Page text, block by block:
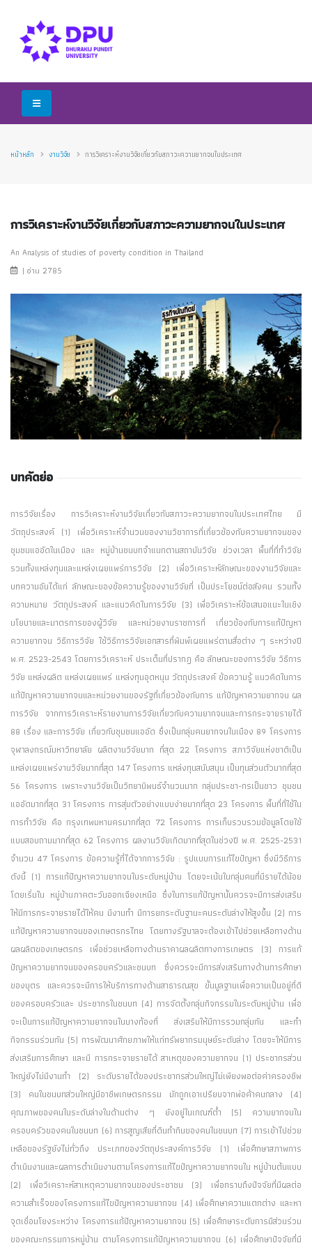
หน้าหลัก งานวิจัย การวิเคราะห์งานวิจัยเกี่ยวกับสภาวะความยากจนในประเทศ
การวิเคราะห์งานวิจัยเกี่ยวกับสภาวะความยากจนในประเทศ
An Analysis of studies of poverty condition in Thailand
| อ่าน 2785
บทคัดย่อ
การวิจัยเรื่อง การวิเคราะห์งานวิจัยเกี่ยวกับสภาวะความยากจนในประเทศไทย มี
วัตถุประสงค์ (1) เพื่อวิเคราะห์จำนวนของงานวิชาการที่เกี่ยวข้องกับความยากจนของ
ชุมชนแออัดในเมือง และ หมู่บ้านชนบทจำแนกตามสถาบันวิจัย ช่วงเวลา พื้นที่ที่ทำวิจัย
รวมทั้งแหล่งทุนและแหล่งเผยแพร่การวิจัย (2) เพื่อวิเคราะห์ลักษณะของงานวิจัยและ
บทความอันได้แก่ ลักษณะของข้อความรู้ของงานวิจัยที่ เป็นประโยชน์ต่อสังคม รวมทั้ง
ความหมาย วัตถุประสงค์ และแนวคิดในการวิจัย (3) เพื่อวิเคราะห์ข้อเสนอแนะในเชิง
นโยบายและมาตรการของผู้วิจัย และหน่วยงานราชการที่ เกี่ยวข้องกับการแก้ปัญหา
ความยากจน วิธีการวิจัย ใช้วิธีการวิจัยเอกสารที่พิมพ์เผยแพร่ตามสื่อต่าง ๆ ระหว่างปี
พ.ศ. 2523-2543 โดยการวิเคราะห์ ประเด็นที่ปรากฏ คือ ลักษณะของการวิจัย วิธีการ
วิจัย แหล่งผลิต แหล่งเผยแพร่ แหล่งทุนอุดหนุน วัตถุประสงค์ ข้อความรู้ แนวคิดในการ
แก้ปัญหาความยากจนและหน่วยงานของรัฐที่เกี่ยวข้องกับการ แก้ปัญหาความยากจน ผล
การวิจัย จากการวิเคราะห์รายงานการวิจัยเกี่ยวกับความยากจนและการกระจายรายได้
88 เรื่อง และการวิจัย เกี่ยวกับชุมชนแออัด ซึ่งเป็นกลุ่มคนยากจนในเมือง 89 โครงการ
จุฬาลงกรณ์มหาวิทยาลัย ผลิตงานวิจัยมาก ที่สุด 22 โครงการ สภาวิจัยแห่งชาติเป็น
แหล่งเผยแพร่งานวิจัยมากที่สุด 147 โครงการ แหล่งทุนสนับสนุน เป็นทุนส่วนตัวมากที่สุด
56 โครงการ เพราะงานวิจัยเป็นวิทยานิพนธ์จำนวนมาก กลุ่มประชา-กรเป็นชาว ชุมชน
แออัดมากที่สุด 31 โครงการ การสุ่มตัวอย่างแบบง่ายมากที่สุด 23 โครงการ พื้นที่ที่ใช้ใน
การทำวิจัย คือ กรุงเทพมหานครมากที่สุด 72 โครงการ การเก็บรวบรวมข้อมูลโดยใช้
แบบสอบถามมากที่สุด 62 โครงการ ผลงานวิจัยเกิดมากที่สุดในช่วงปี พ.ศ. 2525-2531
จำนวน 47 โครงการ ข้อความรู้ที่ได้จากการวิจัย : รูปแบบการแก้ไขปัญหา ซึ่งมีวิธีการ
ดังนี้ (1) การแก้ปัญหาความยากจนในระดับหมู่บ้าน โดยจะเน้นในกลุ่มคนที่มีรายได้น้อย
โดยเริ่มใน หมู่บ้านภาคตะวันออกเฉียงเหนือ ซึ่งในการแก้ปัญหานั้นควรจะมีการส่งเสริม
ให้มีการกระจายรายได้ให้คน มีงานทำ มีการยกระดับฐานะคนระดับล่างให้สูงขึ้น (2) การ
แก้ปัญหาความยากจนของเกษตรกรไทย โดยทางรัฐบาลจะต้องเข้าไปช่วยเหลือทางด้าน
ผลผลิตของเกษตรกร เพื่อช่วยเหลือทางด้านราคาผลผลิตทางการเกษตร (3) การแก้
ปัญหาความยากจนของครอบครัวและชนบท ซึ่งควรจะมีการส่งเสริมทางด้านการศึกษา
ของบุตร และควรจะมีการให้บริการทางด้านสาธารณสุข ขั้นมูลฐานเพื่อความเป็นอยู่ที่ดี
ของครอบครัวและ ประชากรในชนบท (4) การจัดตั้งกลุ่มกิจกรรมในระดับหมู่บ้าน เพื่อ
จะเป็นการแก้ปัญหาความยากจนในบางท้องที่ ส่งเสริมให้มีการรวมกลุ่มกัน และทำ
กิจกรรมร่วมกัน (5) การพัฒนาศักยภาพให้แก่ทรัพยากรมนุษย์ระดับล่าง โดยจะให้มีการ
ส่งเสริมการศึกษา และมี การกระจายรายได้ สาเหตุของความยากจน (1) ประชากรส่วน
ใหญ่ยังไม่มีงานทำ (2) ระดับรายได้ของประชากรส่วนใหญ่ไม่เพียงพอต่อค่าครองชีพ
(3) คนในชนบทส่วนใหญ่มีอาชีพเกษตรกรรม มักถูกเอาเปรียบจากพ่อค้าคนกลาง (4)
คุณภาพของคนในระดับล่างในด้านต่าง ๆ ยังอยู่ในเกณฑ์ต่ำ (5) ความยากจนใน
ครอบครัวของคนในชนบท (6) การสูญเสียที่ดินทำกินของคนในชนบท (7) การเข้าไปช่วย
เหลือของรัฐยังไม่ทั่วถึง ประเภทของวัตถุประสงค์การวิจัย (1) เพื่อศึกษาสภาพการ
ดำเนินงานและผลการดำเนินงานตามโครงการแก้ไขปัญหาความยากจนใน หมู่บ้านต้นแบบ
(2) เพื่อวิเคราะห์สาเหตุความยากจนของประชาชน (3) เพื่อทราบถึงปัจจัยที่มีผลต่อ
ความสำเร็จของโครงการแก้ไขปัญหาความยากจน (4) เพื่อศึกษาความแตกต่าง และหา
จุดเชื่อมโยงระหว่าง โครงการแก้ปัญหาความยากจน (5) เพื่อศึกษาระดับการมีส่วนร่วม
ของคณะกรรมการหมู่บ้าน ตามโครงการแก้ปัญหาความยากจน (6) เพื่อศึกษาปัจจัยที่มี